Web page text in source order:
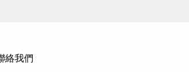
絡我們